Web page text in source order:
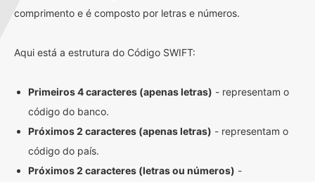
comprimento e é composto por letras e números.
Aqui está a estrutura do Código SWIFT:
Primeiros 4 caracteres (apenas letras) - representam o
código do banco.
Próximos 2 caracteres (apenas letras) - representam o
código do país.
Próximos 2 caracteres (letras ou números) -